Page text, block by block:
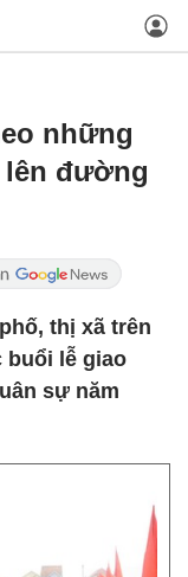
những
đường
thị xã trên
buổi lễ giao
sự năm